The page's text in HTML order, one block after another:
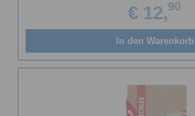
€ 12,90
In den Warenkorb